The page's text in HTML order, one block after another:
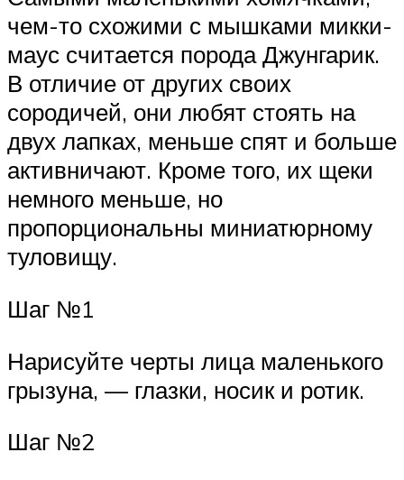
чем-то схожими с мышками микки-
маус считается порода Джунгарик.
В отличие от других своих
сородичей, они любят стоять на
двух лапках, меньше спят и больше
активничают. Кроме того, их щеки
немного меньше, но
пропорциональны миниатюрному
туловищу.
Шаг №1
Нарисуйте черты лица маленького
грызуна, — глазки, носик и ротик.
Шаг №2